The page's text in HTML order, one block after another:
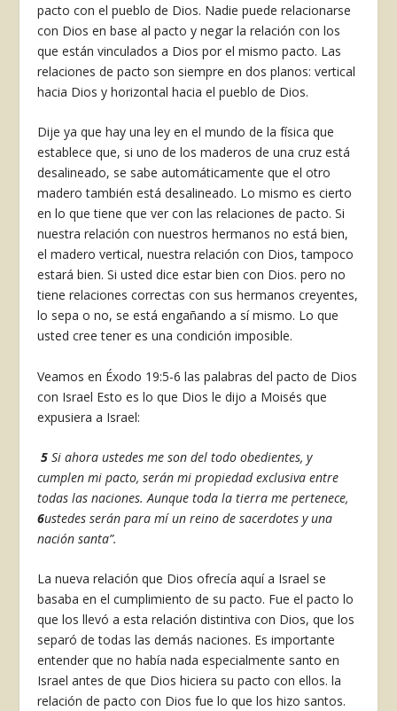
pacto con el pueblo de Dios. Nadie puede relacionarse
con Dios en base al pacto y negar la relación con los
que están vinculados a Dios por el mismo pacto. Las
relaciones de pacto son siempre en dos planos: vertical
hacia Dios y horizontal hacia el pueblo de Dios.
Dije ya que hay una ley en el mundo de la física que
establece que, si uno de los maderos de una cruz está
desalineado, se sabe automáticamente que el otro
madero también está desalineado. Lo mismo es cierto
en lo que tiene que ver con las relaciones de pacto. Si
nuestra relación con nuestros hermanos no está bien,
el madero vertical, nuestra relación con Dios, tampoco
estará bien. Si usted dice estar bien con Dios. pero no
tiene relaciones correctas con sus hermanos creyentes,
lo sepa o no, se está engañando a sí mismo. Lo que
usted cree tener es una condición imposible.
Veamos en Éxodo 19:5-6 las palabras del pacto de Dios
con Israel Esto es lo que Dios le dijo a Moisés que
expusiera a Israel:
5Si ahora ustedes me son del todo obedientes, y
cumplen mi pacto, serán mi propiedad exclusiva entre
todas las naciones. Aunque toda la tierra me pertenece,
6ustedes serán para mí un reino de sacerdotes y una
nación santa”.
La nueva relación que Dios ofrecía aquí a Israel se
basaba en el cumplimiento de su pacto. Fue el pacto lo
que los llevó a esta relación distintiva con Dios, que los
separó de todas las demás naciones. Es importante
entender que no había nada especialmente santo en
Israel antes de que Dios hiciera su pacto con ellos. la
relación de pacto con Dios fue lo que los hizo santos.